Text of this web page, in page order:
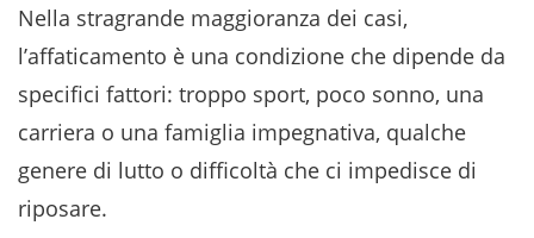
Nella stragrande maggioranza dei casi,
l’affaticamento è una condizione che dipende da
specifici fattori: troppo sport, poco sonno, una
carriera o una famiglia impegnativa, qualche
genere di lutto o difficoltà che ci impedisce di
riposare.